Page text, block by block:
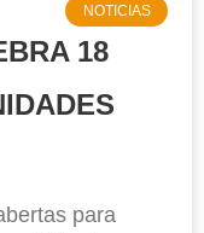
NOTICIAS
18
para